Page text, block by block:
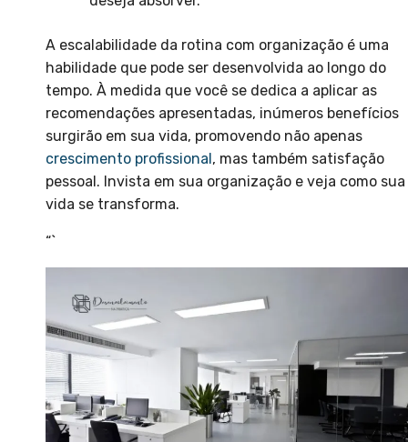
A escalabilidade da rotina com organização é uma
habilidade que pode ser desenvolvida ao longo do
tempo. À medida que você se dedica a aplicar as
recomendações apresentadas, inúmeros benefícios
surgirão em sua vida, promovendo não apenas
crescimento profissional, mas também satisfação
pessoal. Invista em sua organização e veja como sua
vida se transforma.
“`